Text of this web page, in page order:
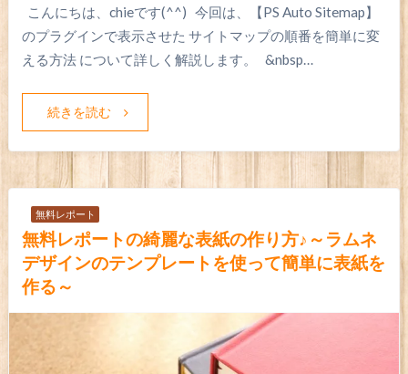
こんにちは、chieです(^^) 今回は、【PS Auto Sitemap】
のプラグインで表示させた サイトマップの順番を簡単に変
える方法 について詳しく解説します。 &nbsp…
続きを読む
無料レポート
無料レポートの綺麗な表紙の作り方♪～ラムネ
デザインのテンプレートを使って簡単に表紙を
作る～